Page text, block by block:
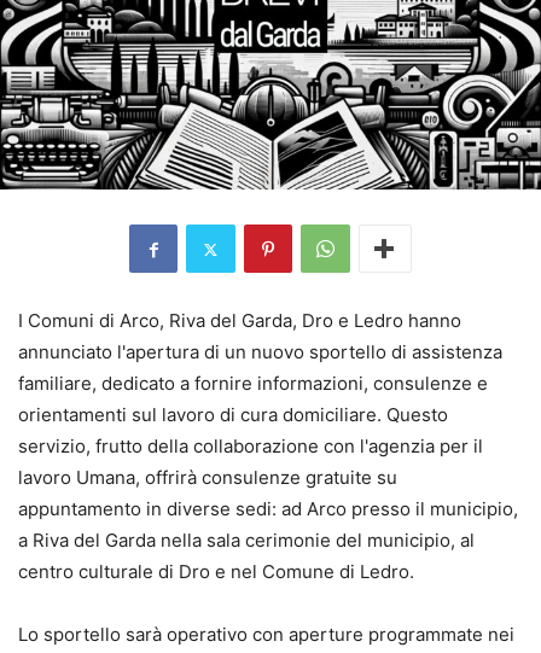
I Comuni di Arco, Riva del Garda, Dro e Ledro hanno
annunciato l'apertura di un nuovo sportello di assistenza
familiare, dedicato a fornire informazioni, consulenze e
orientamenti sul lavoro di cura domiciliare. Questo
servizio, frutto della collaborazione con l'agenzia per il
lavoro Umana, offrirà consulenze gratuite su
appuntamento in diverse sedi: ad Arco presso il municipio,
a Riva del Garda nella sala cerimonie del municipio, al
centro culturale di Dro e nel Comune di Ledro.
Lo sportello sarà operativo con aperture programmate nei